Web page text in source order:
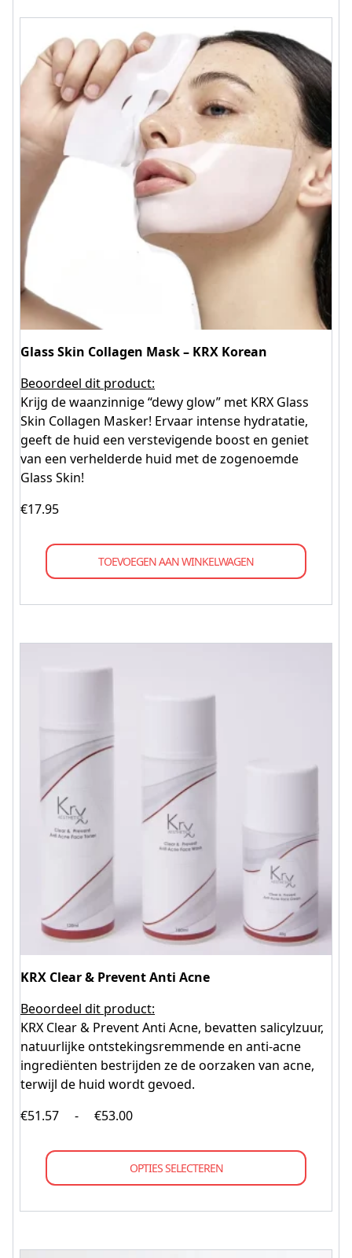
Glass Skin Collagen Mask – KRX Korean
Beoordeel dit product:
Krijg de waanzinnige “dewy glow” met KRX Glass
Skin Collagen Masker! Ervaar intense hydratatie,
geeft de huid een verstevigende boost en geniet
van een verhelderde huid met de zogenoemde
Glass Skin!
€17.95
TOEVOEGEN AAN WINKELWAGEN
KRX Clear & Prevent Anti Acne
Beoordeel dit product:
KRX Clear & Prevent Anti Acne, bevatten salicylzuur,
natuurlijke ontstekingsremmende en anti-acne
ingrediënten bestrijden ze de oorzaken van acne,
terwijl de huid wordt gevoed.
€51.57 - €53.00
OPTIES SELECTEREN